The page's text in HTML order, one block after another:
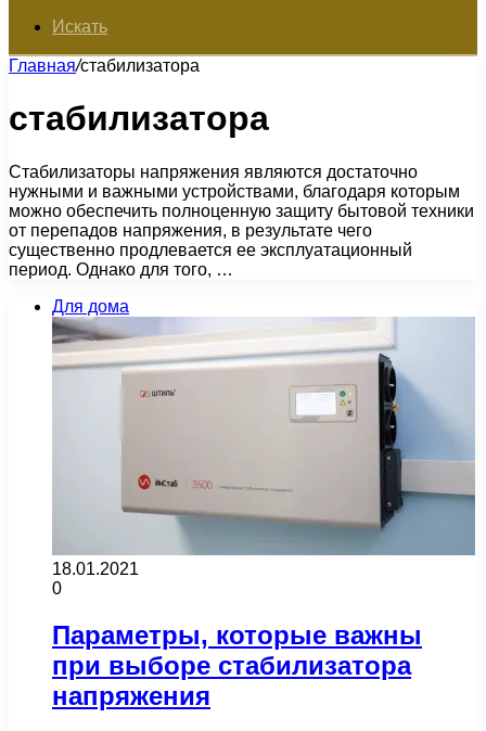
Искать
Главная/стабилизатора
стабилизатора
Стабилизаторы напряжения являются достаточно
нужными и важными устройствами, благодаря которым
можно обеспечить полноценную защиту бытовой техники
от перепадов напряжения, в результате чего
существенно продлевается ее эксплуатационный
период. Однако для того, …
Для дома
18.01.2021
0
Параметры, которые важны
при выборе стабилизатора
напряжения